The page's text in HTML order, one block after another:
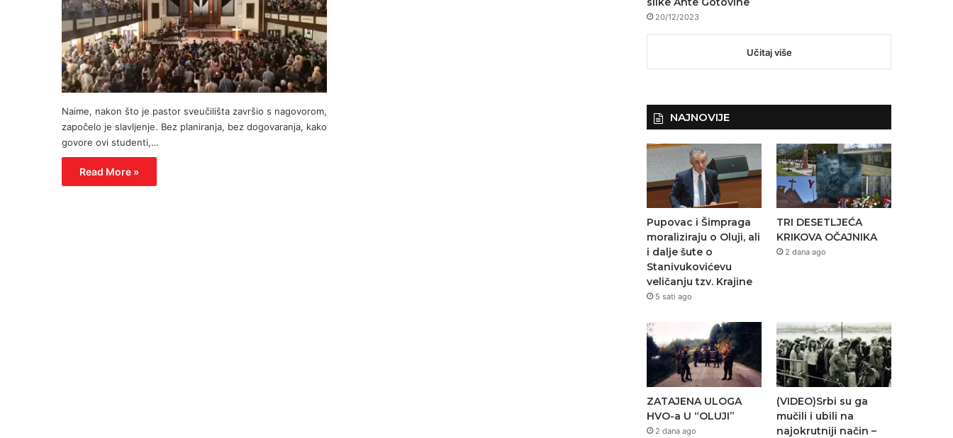
Naime, nakon što je pastor sveučilišta završio s nagovorom,
započelo je slavljenje. Bez planiranja, bez dogovaranja, kako
govore ovi studenti,…
Read More »
20/12/2023
Učitaj više
NAJNOVIJE
Pupovac i Šimpraga
moraliziraju o Oluji, ali
i dalje šute o
Stanivukovićevu
veličanju tzv. Krajine
5 sati ago
TRI DESETLJEĆA
KRIKOVA OČAJNIKA
2 dana ago
ZATAJENA ULOGA
HVO-a U “OLUJI”
2 dana ago
(VIDEO)Srbi su ga
mučili i ubili na
najokrutniji način –